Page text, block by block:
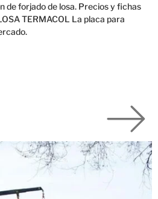
de forjado de losa. Precios y fichas
TERMACOL La placa para